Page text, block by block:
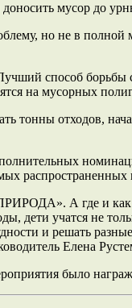
мусор до
но не в
способ борьбы
на мусорных
тонны отходов,
распространенных
А где и как
дети учатся не
и решать
Елена
было